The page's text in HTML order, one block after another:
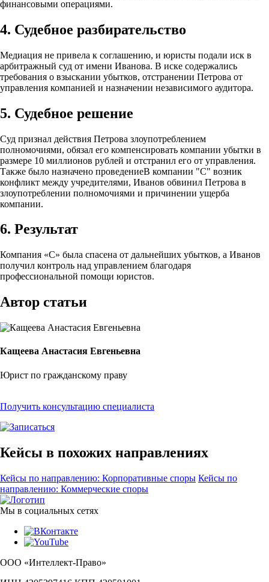
финансовыми операциями.
4. Судебное разбирательство
Медиация не привела к соглашению, и юристы подали иск в
арбитражный суд от имени Иванова. В иске содержались
требования о взыскании убытков, отстранении Петрова от
управления компанией и назначении независимого аудитора.
5. Судебное решение
Суд признал действия Петрова злоупотреблением
полномочиями, обязал его компенсировать компании убытки в
размере 10 миллионов рублей и отстранил его от управления.
Также было назначено проведениеВ компании "С" возник
конфликт между учредителями, Иванов обвинил Петрова в
злоупотреблении полномочиями и причинении ущерба
компании.
6. Результат
Компания «С» была спасена от дальнейших убытков, а Иванов
получил контроль над управлением благодаря
профессиональной помощи юристов.
Автор статьи
Кащеева Анастасия Евгеньевна
Юрист по гражданскому праву
Получить консультацию специалиста
Кейсы в похожих направлениях
Кейсы по направлению: Корпоративные споры Кейсы по
направлению: Коммерческие споры
Мы в социальных сетях
ООО «Интеллект-Право»